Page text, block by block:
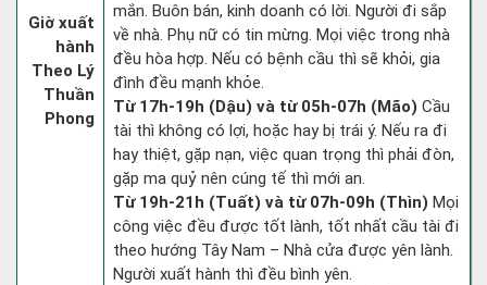
Giờ xuất
hành
Theo Lý
Thuần
Phong
mắn. Buôn bán, kinh doanh có lời. Người đi sắp
về nhà. Phụ nữ có tin mừng. Mọi việc trong nhà
đều hòa hợp. Nếu có bệnh cầu thì sẽ khỏi, gia
đình đều mạnh khỏe.
Từ 17h-19h (Dậu) và từ 05h-07h (Mão) Cầu
tài thì không có lợi, hoặc hay bị trái ý. Nếu ra đi
hay thiệt, gặp nạn, việc quan trọng thì phải đòn,
gặp ma quỷ nên cúng tế thì mới an.
Từ 19h-21h (Tuất) và từ 07h-09h (Thìn) Mọi
công việc đều được tốt lành, tốt nhất cầu tài đi
theo hướng Tây Nam – Nhà cửa được yên lành.
Người xuất hành thì đều bình yên.